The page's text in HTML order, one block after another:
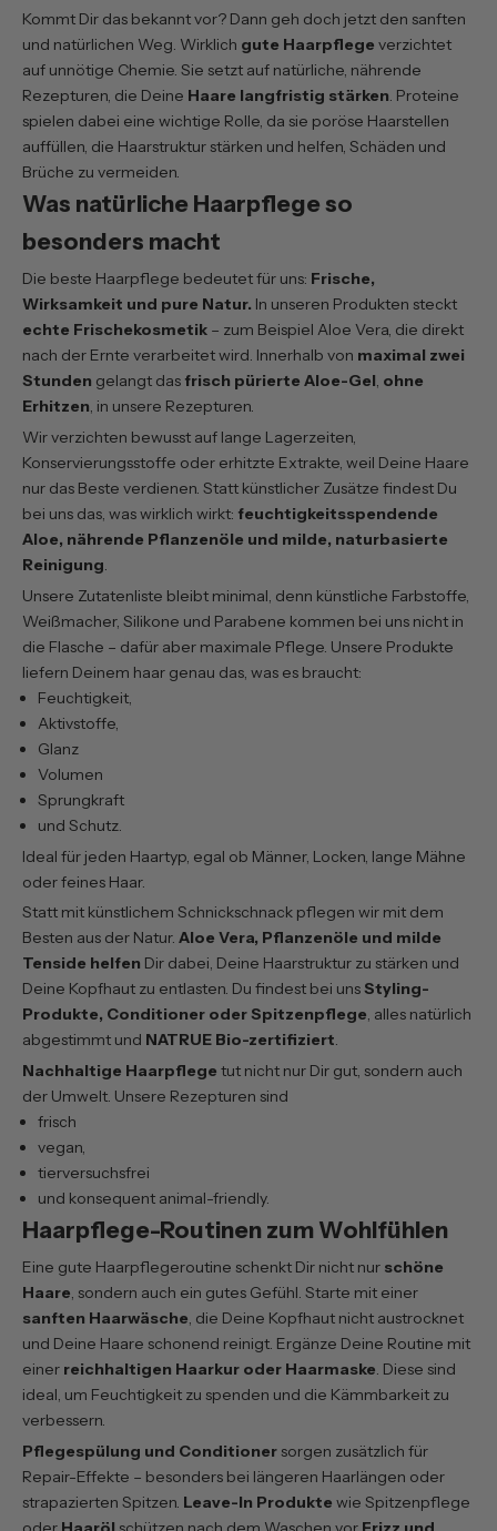
Kommt Dir das bekannt vor? Dann geh doch jetzt den sanften
und natürlichen Weg. Wirklich gute Haarpflege verzichtet
auf unnötige Chemie. Sie setzt auf natürliche, nährende
Rezepturen, die Deine Haare langfristig stärken. Proteine
spielen dabei eine wichtige Rolle, da sie poröse Haarstellen
auffüllen, die Haarstruktur stärken und helfen, Schäden und
Brüche zu vermeiden.
Was natürliche Haarpflege so
besonders macht
Die beste Haarpflege bedeutet für uns: Frische,
Wirksamkeit und pure Natur. In unseren Produkten steckt
echte Frischekosmetik – zum Beispiel Aloe Vera, die direkt
nach der Ernte verarbeitet wird. Innerhalb von maximal zwei
Stunden gelangt das frisch pürierte Aloe-Gel, ohne
Erhitzen, in unsere Rezepturen.
Wir verzichten bewusst auf lange Lagerzeiten,
Konservierungsstoffe oder erhitzte Extrakte, weil Deine Haare
nur das Beste verdienen. Statt künstlicher Zusätze findest Du
bei uns das, was wirklich wirkt: feuchtigkeitsspendende
Aloe, nährende Pflanzenöle und milde, naturbasierte
Reinigung.
Unsere Zutatenliste bleibt minimal, denn künstliche Farbstoffe,
Weißmacher, Silikone und Parabene kommen bei uns nicht in
die Flasche – dafür aber maximale Pflege. Unsere Produkte
liefern Deinem haar genau das, was es braucht:
Feuchtigkeit,
Aktivstoffe,
Glanz
Volumen
Sprungkraft
und Schutz.
Ideal für jeden Haartyp, egal ob Männer, Locken, lange Mähne
oder feines Haar.
Statt mit künstlichem Schnickschnack pflegen wir mit dem
Besten aus der Natur. Aloe Vera, Pflanzenöle und milde
Tenside helfen Dir dabei, Deine Haarstruktur zu stärken und
Deine Kopfhaut zu entlasten. Du findest bei unsStyling-
Produkte, Conditioner oder Spitzenpflege, alles natürlich
abgestimmt und NATRUE Bio-zertifiziert.
Nachhaltige Haarpflege tut nicht nur Dir gut, sondern auch
der Umwelt. Unsere Rezepturen sind
frisch
vegan,
tierversuchsfrei
und konsequent animal-friendly.
Haarpflege-Routinen zum Wohlfühlen
Eine gute Haarpflegeroutine schenkt Dir nicht nur schöne
Haare, sondern auch ein gutes Gefühl. Starte mit einer
sanften Haarwäsche, die Deine Kopfhaut nicht austrocknet
und Deine Haare schonend reinigt. Ergänze Deine Routine mit
einer reichhaltigen Haarkur oder Haarmaske. Diese sind
ideal, um Feuchtigkeit zu spenden und die Kämmbarkeit zu
verbessern.
Pflegespülung und Conditioner sorgen zusätzlich für
Repair-Effekte – besonders bei längeren Haarlängen oder
strapazierten Spitzen. Leave-In Produkte wie Spitzenpflege